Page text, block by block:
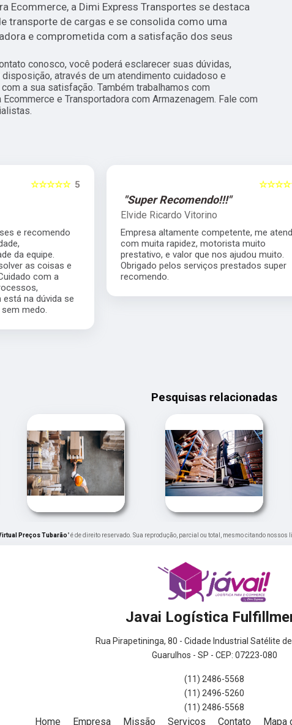
Ecommerce, a Dimi Express Transportes se destaca
transporte de cargas e se consolida como uma
e comprometida com a satisfação dos seus
conosco, você poderá esclarecer suas dúvidas,
através de um atendimento cuidadoso e
a sua satisfação. Também trabalhamos com
Ecommerce e Transportadora com Armazenagem. Fale com
5
☆☆☆☆☆
e recomendo
da equipe.
as coisas e
com a
na dúvida se
medo.
"Super Recomendo!!!"
Elvide Ricardo Vitorino
Empresa altamente competente, me
com muita rapidez, motorista muito
prestativo, e valor que nos ajudou muito.
Obrigado pelos serviços prestados super
recomendo.
Pesquisas relacionadas
Preços Tubarão" é de direito reservado. Sua reprodução, parcial ou total, mesmo citando
Javai Logística
Rua Pirapetininga, 80 - Cidade Industrial Satélite
Guarulhos - SP - CEP: 07223-080
(11) 2486-5568
(11) 2496-5260
(11) 2486-5568
Home Empresa Missão Serviços Contato Mapa